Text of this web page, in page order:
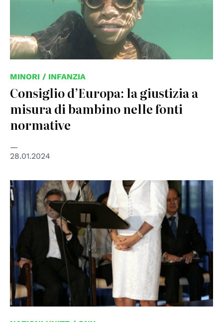
MINORI / INFANZIA
Consiglio d’Europa: la giustizia a
misura di bambino nelle fonti
normative
28.01.2024
© UN Photo